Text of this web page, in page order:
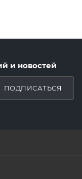
и новостей
ПОДПИСАТЬСЯ